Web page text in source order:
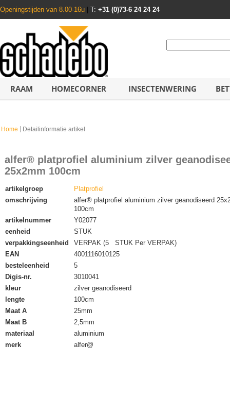
Openingstijden van 8.00-16u T: +31 (0)73-6 24 24 24
RAAM HOMECORNER INSECTENWERING
Home Detailinformatie artikel
alfer® platprofiel aluminium zilver
25x2mm 100cm
artikelgroep
Platprofiel
omschrijving
alfer® platprofiel aluminium zilver geanodiseerd
100cm
artikelnummer
Y02077
eenheid
STUK
verpakkingseenheid
VERPAK (5 STUK Per VERPAK)
EAN
4001116010125
besteleenheid
5
Digis-nr.
3010041
kleur
zilver geanodiseerd
lengte
100cm
Maat A
25mm
Maat B
2,5mm
materiaal
aluminium
merk
alfer@